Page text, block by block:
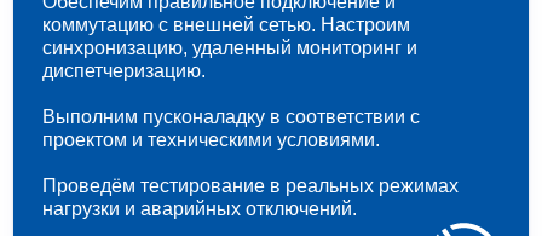
коммутацию с внешней сетью. Настроим
синхронизацию, удаленный мониторинг и
диспетчеризацию.
Выполним пусконаладку в соответствии с
проектом и техническими условиями.
Проведём тестирование в реальных режимах
нагрузки и аварийных отключений.